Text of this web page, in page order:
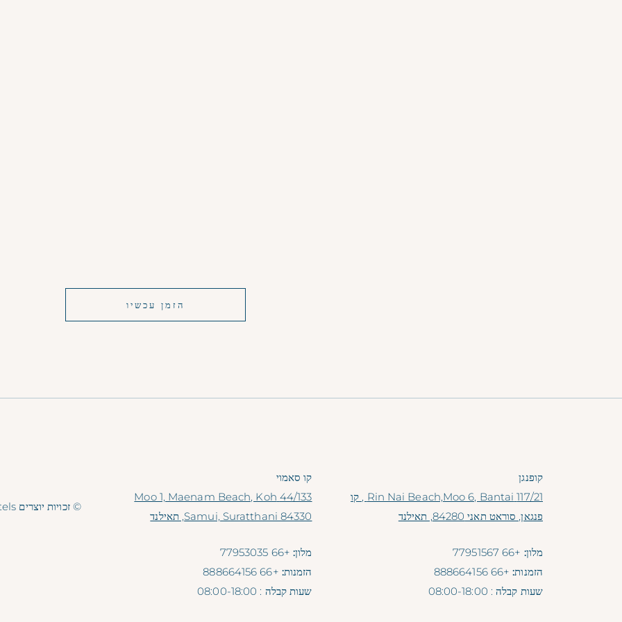
הזמן עכשיו
קופנגן
117/21 Rin Nai Beach,Moo 6, Bantai , קו
פנגאן, סוראט תאני 84280, תאילנד
מלון: +66 77951567
הזמנות: +66 888664156
שעות קבלה: 08:00-18:00
קו סאמוי
44/133 Moo 1, Maenam Beach, Koh
Samui, Suratthani 84330, תאילנד
מלון: +66 77953035
הזמנות: +66 888664156
שעות קבלה : 08:00-18:00
© זכויות יוצרים Explorar Hotels. כל הזכויות שמורות.